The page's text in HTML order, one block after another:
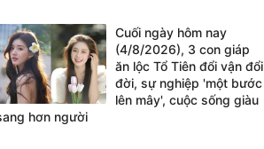
Cuối ngày hôm nay
(4/8/2026), 3 con giáp
ăn lộc Tổ Tiên đổi vận đổi
đời, sự nghiệp 'một bước
lên mây', cuộc sống giàu
hơn người